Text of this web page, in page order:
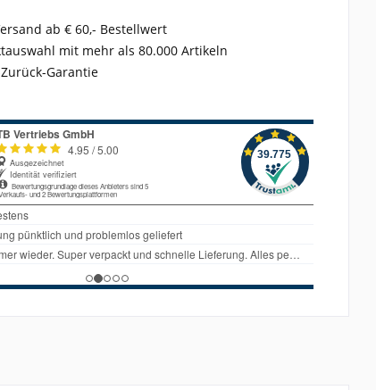
ab € 60,- Bestellwert
mit mehr als 80.000 Artikeln
Garantie